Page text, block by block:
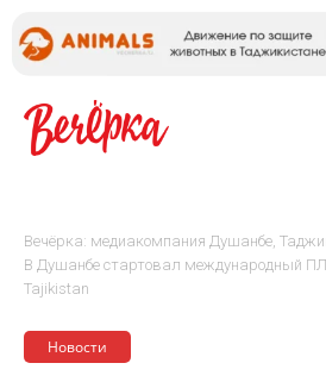
Вечёрка: медиакомпания Душанбе,
В Душанбе стартовал международный
Tajikistan
Новости